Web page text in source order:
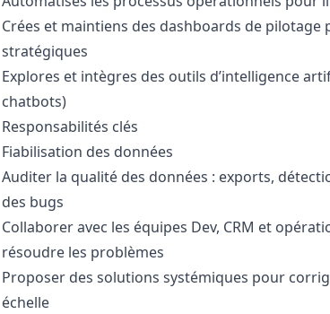
Crées et maintiens des dashboards de
stratégiques
Explores et intègres des outils d’intelligence
chatbots)
Responsabilités clés
Fiabilisation des données
Auditer la qualité des données : exports,
des bugs
Collaborer avec les équipes Dev, CRM et
résoudre les problèmes
Proposer des solutions systémiques pour
échelle